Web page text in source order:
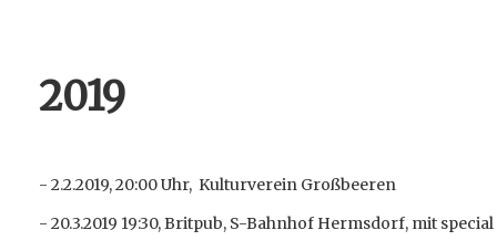
2019
- 2.2.2019, 20:00 Uhr, Kulturverein Großbeeren
- 20.3.2019 19:30, Britpub, S-Bahnhof Hermsdorf, mit